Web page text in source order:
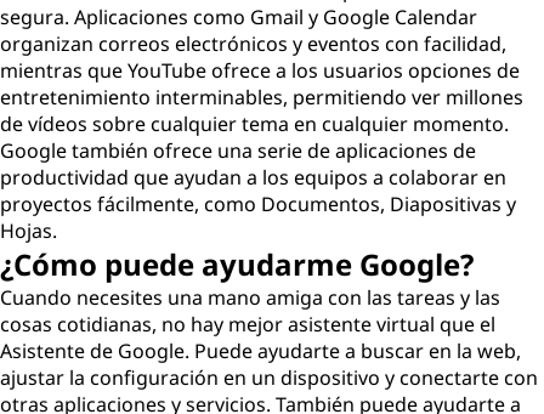
segura. Aplicaciones como Gmail y Google Calendar
organizan correos electrónicos y eventos con facilidad,
mientras que YouTube ofrece a los usuarios opciones de
entretenimiento interminables, permitiendo ver millones
de vídeos sobre cualquier tema en cualquier momento.
Google también ofrece una serie de aplicaciones de
productividad que ayudan a los equipos a colaborar en
proyectos fácilmente, como Documentos, Diapositivas y
Hojas.
¿Cómo puede ayudarme Google?
Cuando necesites una mano amiga con las tareas y las
cosas cotidianas, no hay mejor asistente virtual que el
Asistente de Google. Puede ayudarte a buscar en la web,
ajustar la configuración en un dispositivo y conectarte con
otras aplicaciones y servicios. También puede ayudarte a